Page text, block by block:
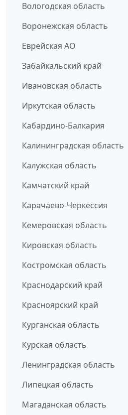
Вологодская область
Воронежская область
Еврейская АО
Забайкальский край
Ивановская область
Иркутская область
Кабардино-Балкария
Калининградская область
Калужская область
Камчатский край
Карачаево-Черкессия
Кемеровская область
Кировская область
Костромская область
Краснодарский край
Красноярский край
Курганская область
Курская область
Ленинградская область
Липецкая область
Магаданская область